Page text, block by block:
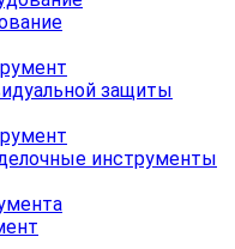
защиты
инструменты